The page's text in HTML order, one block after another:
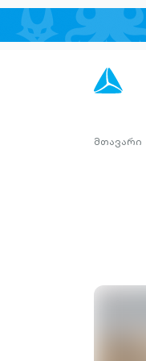
მთავარი